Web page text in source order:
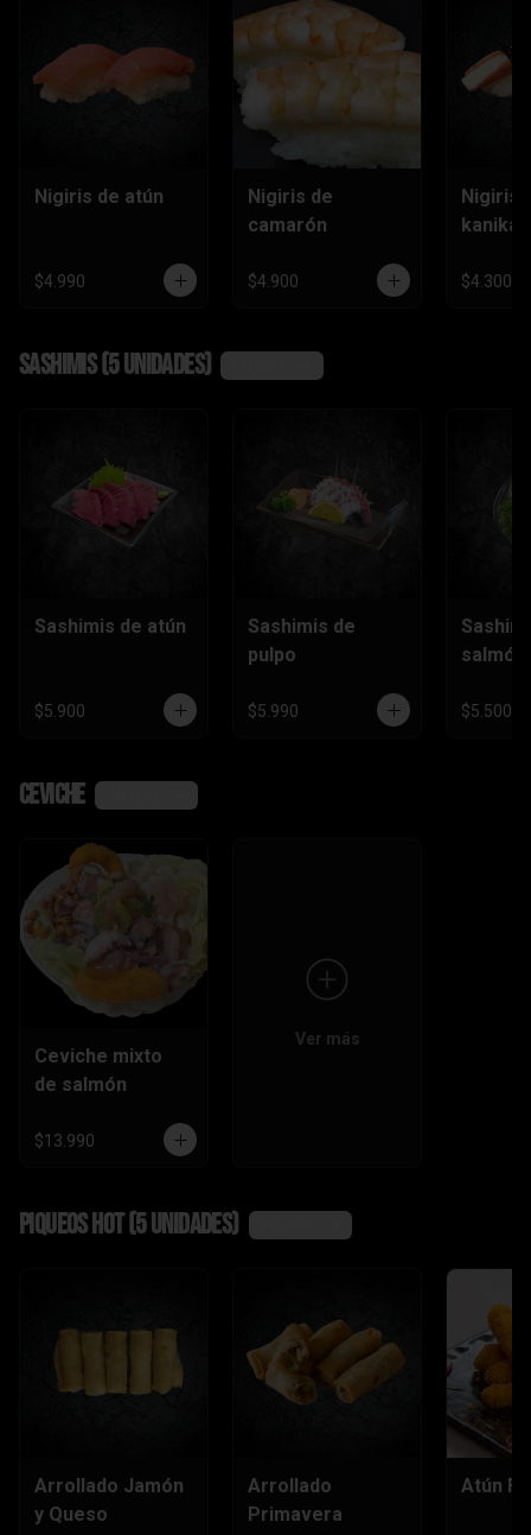
Nigiris de atún
$4.990
Nigiris de
camarón
$4.900
Nigiris
$4.300
Sashimis (5 unidades)
Sashimis de atún
$5.900
Sashimis de
pulpo
$5.990
salmón
$5.500
Ceviche
Ceviche mixto
de salmón
$13.990
Ver más
Piqueos hot (5 unidades)
Arrollado Jamón
y Queso
Arrollado
Primavera
Atún